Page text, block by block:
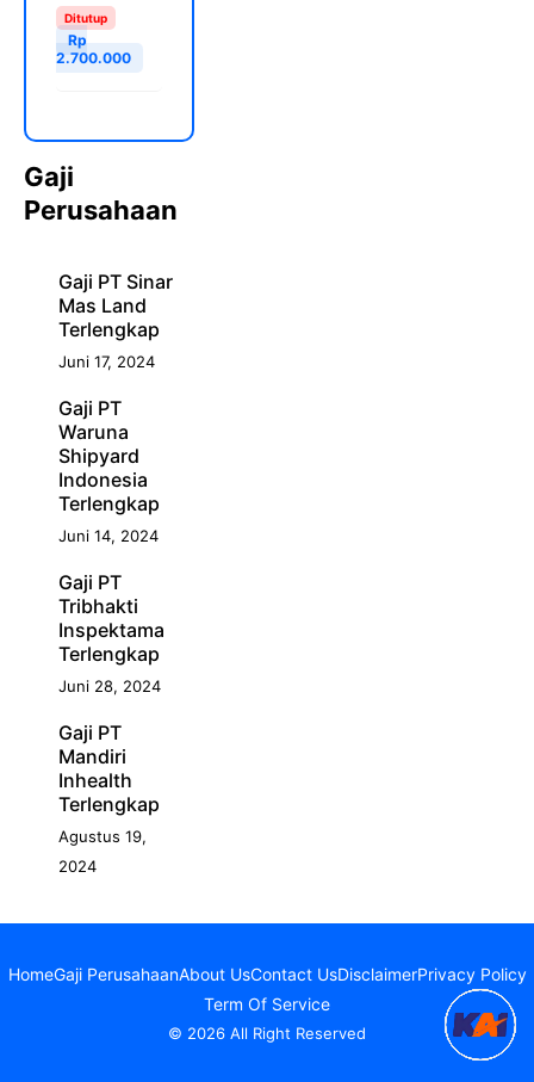
Ditutup
Rp
2.700.000
Gaji
Perusahaan
Gaji PT Sinar
Mas Land
Terlengkap
Juni 17, 2024
Gaji PT
Waruna
Shipyard
Indonesia
Terlengkap
Juni 14, 2024
Gaji PT
Tribhakti
Inspektama
Terlengkap
Juni 28, 2024
Gaji PT
Mandiri
Inhealth
Terlengkap
Agustus 19,
2024
HomeGaji PerusahaanAbout UsContact UsDisclaimerPrivacy Policy
Term Of Service
© 2026 All Right Reserved